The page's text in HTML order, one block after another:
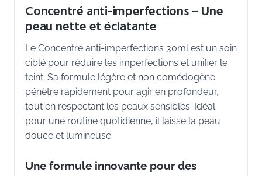
Concentré anti-imperfections – Une
peau nette et éclatante
Le Concentré anti-imperfections 30ml est un soin
ciblé pour réduire les imperfections et unifier le
teint. Sa formule légère et non comédogène
pénètre rapidement pour agir en profondeur,
tout en respectant les peaux sensibles. Idéal
pour une routine quotidienne, il laisse la peau
douce et lumineuse.
Une formule innovante pour des